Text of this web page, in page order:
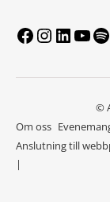
©
Om oss
Anslutning till